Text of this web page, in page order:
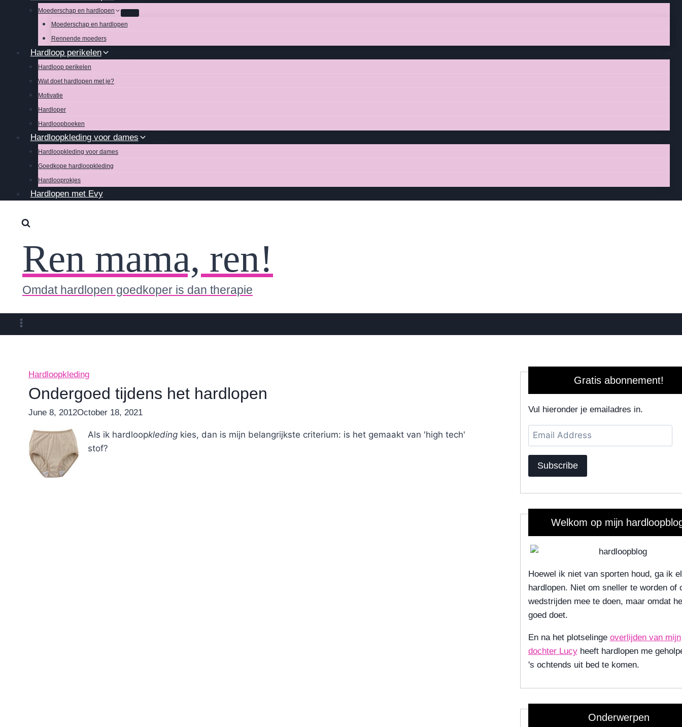
Moederschap en hardlopen
Moederschap en hardlopen
Rennende moeders
Hardloop perikelen
Hardloop perikelen
Wat doet hardlopen met je?
Motivatie
Hardloper
Hardloopboeken
Hardloopkleding voor dames
Hardloopkleding voor dames
Goedkope hardloopkleding
Hardlooprokjes
Hardlopen met Evy
Ren mama, ren!
Omdat hardlopen goedkoper is dan therapie
Hardloopkleding
Ondergoed tijdens het hardlopen
ByNicole
June 8, 2012October 18, 2021
Als ik hardloopkleding kies, dan is mijn belangrijkste criterium: is het gemaakt van 'high tech'
stof?
Gratis abonnement!
Vul hieronder je emailadres in.
Email
Address
Subscribe
Welkom op mijn
Hoewel ik niet van sporten houd, ga ik
hardlopen. Niet om sneller te worden of
wedstrijden mee te doen, maar omdat
goed doet.
En na het plotselinge overlijden van mijn
dochter Lucyheeft hardlopen me
's ochtends uit bed te komen.
Onderwerpen